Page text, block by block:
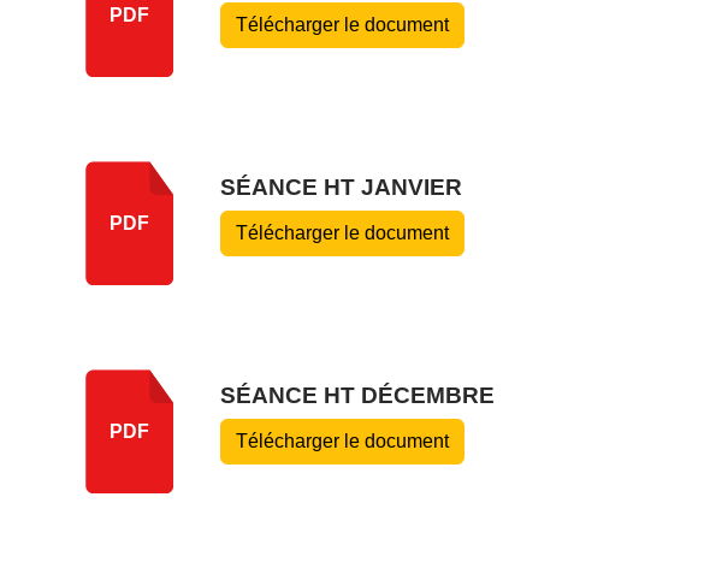
PDF Télécharger le document
PDF
SÉANCE HT JANVIER
Télécharger le document
PDF
SÉANCE HT DÉCEMBRE
Télécharger le document